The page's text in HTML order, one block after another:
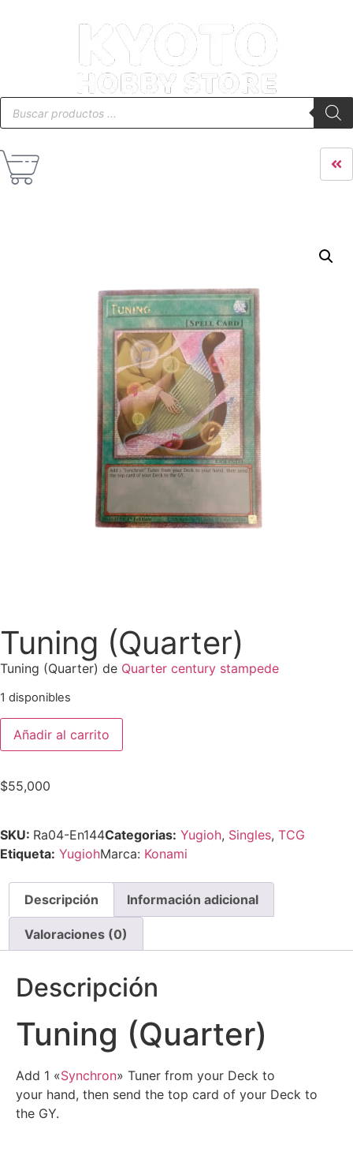
Tuning (Quarter)
Tuning (Quarter) de Quarter century stampede
1 disponibles
Añadir al carrito
$55,000
SKU: Ra04-En144Categorias: Yugioh, Singles, TCG
Etiqueta: YugiohMarca: Konami
Descripción Información adicional
Valoraciones (0)
Descripción
Tuning (Quarter)
Add 1 «Synchron» Tuner from your Deck to
your hand, then send the top card of your Deck to
the GY.